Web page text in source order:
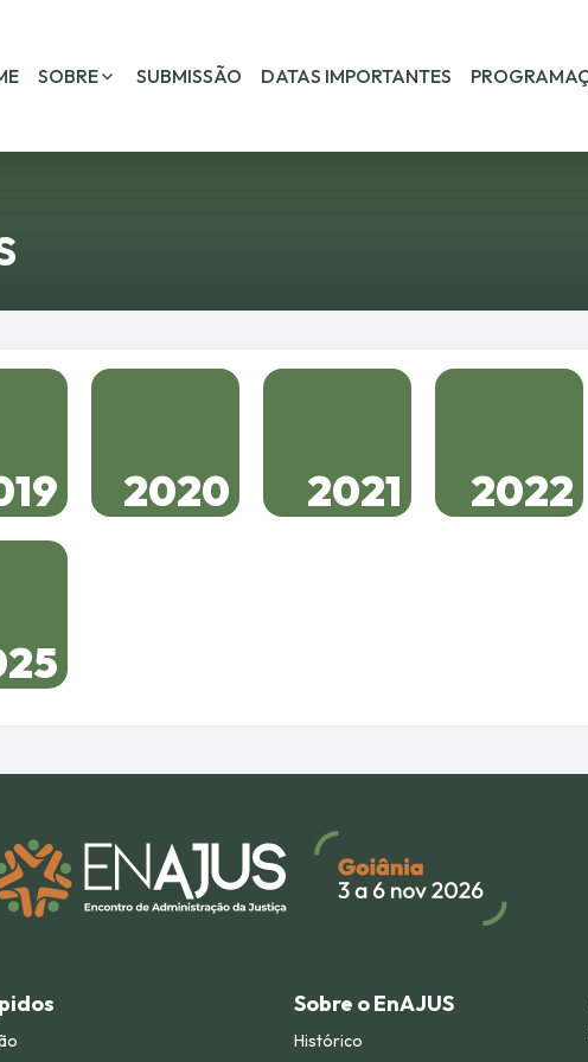
SOBRE SUBMISSÃO DATAS IMPORTANTES
2020 2021 2022
Sobre o EnAJUS
Histórico